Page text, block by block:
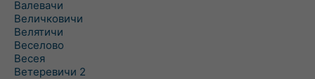
Валевачи
Величковичи
Велятичи
Веселово
Весея
Ветеревичи 2